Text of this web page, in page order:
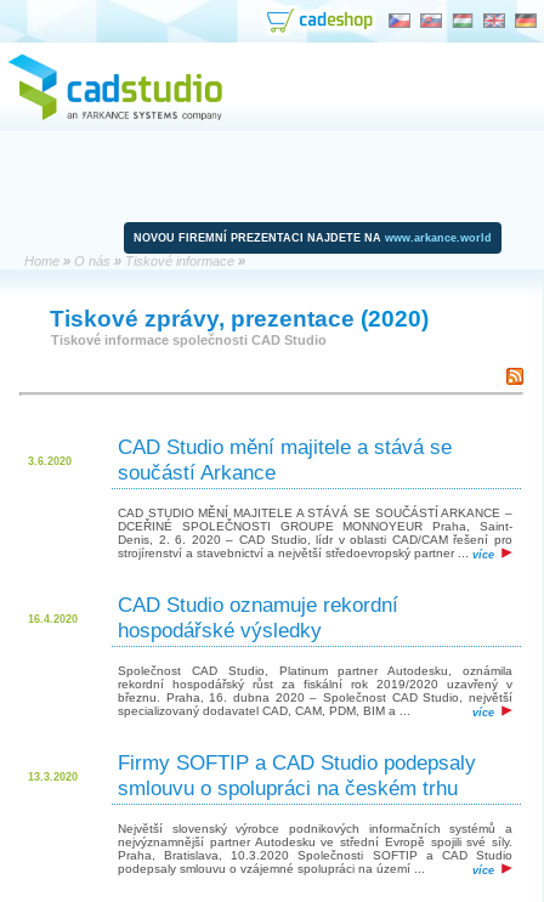
NOVOU FIREMNÍ PREZENTACI NAJDETE NA www.arkance.world
Home » O nás » Tiskové informace »
Tiskové zprávy, prezentace (2020)
Tiskové informace společnosti CAD Studio
3.6.2020
CAD Studio mění majitele a stává se
součástí Arkance
CAD STUDIO MĚNÍ MAJITELE A STÁVÁ SE SOUČÁSTÍ ARKANCE –
DCEŘINÉ SPOLEČNOSTI GROUPE MONNOYEUR Praha, Saint-
Denis, 2. 6. 2020 – CAD Studio, lídr v oblasti CAD/CAM řešení pro
strojírenství a stavebnictví a největší středoevropský partner ... více
16.4.2020
CAD Studio oznamuje rekordní
hospodářské výsledky
Společnost CAD Studio, Platinum partner Autodesku, oznámila
rekordní hospodářský růst za fiskální rok 2019/2020 uzavřený v
březnu. Praha, 16. dubna 2020 – Společnost CAD Studio, největší
specializovaný dodavatel CAD, CAM, PDM, BIM a ...
více
13.3.2020
Firmy SOFTIP a CAD Studio podepsaly
smlouvu o spolupráci na českém trhu
Největší slovenský výrobce podnikových informačních systémů a
nejvýznamnější partner Autodesku ve střední Evropě spojili své síly.
Praha, Bratislava, 10.3.2020 Společnosti SOFTIP a CAD Studio
podepsaly smlouvu o vzájemné spolupráci na území ...
více